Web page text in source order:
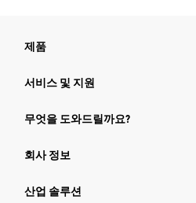
제품
서비스 및 지원
무엇을 도와드릴까요?
회사 정보
산업 솔루션